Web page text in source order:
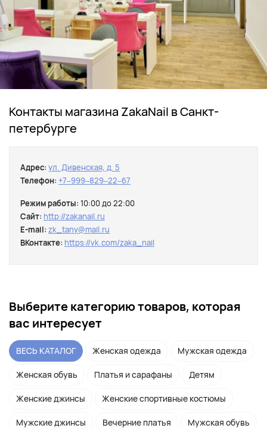
Контакты магазина ZakaNail в Санкт-
петербурге
Адрес: ул. Дивенская, д. 5
Телефон: +7‒999‒829‒22‒67
Режим работы: 10:00 до 22:00
Сайт: http://zakanail.ru
E-mail: zk_tany@mail.ru
ВКонтакте: https://vk.com/zaka_nail
Выберите категорию товаров, которая
вас интересует
ВЕСЬ КАТАЛОГ Женская одежда Мужская одежда
Женская обувь Платья и сарафаны Детям
Женские джинсы Женские спортивные костюмы
Мужские джинсы Вечерние платья Мужская обувь